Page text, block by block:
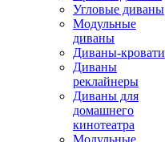
Угловые диваны
Модульные
диваны
Диваны-кровати
Диваны
реклайнеры
Диваны для
домашнего
кинотеатра
Модульные